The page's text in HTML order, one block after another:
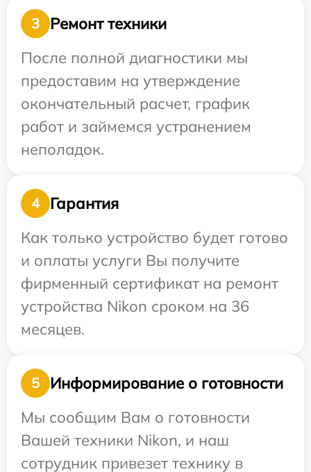
3
Ремонт техники
После полной диагностики мы
предоставим на утверждение
окончательный расчет, график
работ и займемся устранением
неполадок.
4
Гарантия
Как только устройство будет готово
и оплаты услуги Вы получите
фирменный сертификат на ремонт
устройства Nikon сроком на 36
месяцев.
5
Информирование о готовности
Мы сообщим Вам о готовности
Вашей техники Nikon, и наш
сотрудник привезет технику в